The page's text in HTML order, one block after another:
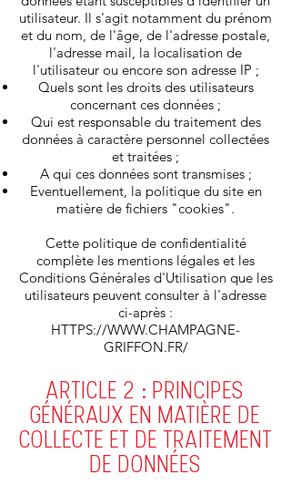
utilisateur. Il s'agit notamment du prénom
et du nom, de l'âge, de l'adresse postale,
l'adresse mail, la localisation de
l'utilisateur ou encore son adresse IP ;
Quels sont les droits des utilisateurs
concernant ces données ;
Qui est responsable du traitement des
données à caractère personnel collectées
et traitées ;
A qui ces données sont transmises ;
Eventuellement, la politique du site en
matière de fichiers "cookies".
Cette politique de confidentialité
complète les mentions légales et les
Conditions Générales d'Utilisation que les
utilisateurs peuvent consulter à l'adresse
ci-après :
HTTPS://WWW.CHAMPAGNE-
GRIFFON.FR/
ARTICLE 2 : PRINCIPES
GÉNÉRAUX EN MATIÈRE DE
COLLECTE ET DE TRAITEMENT
DE DONNÉES